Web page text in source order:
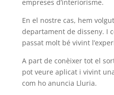
empreses d’interiorisme.
En el nostre cas, hem
departament de disseny. I
passat molt bé vivint
A part de conèixer tot el
pot veure aplicat i vivint
com ho anuncia Lluria.